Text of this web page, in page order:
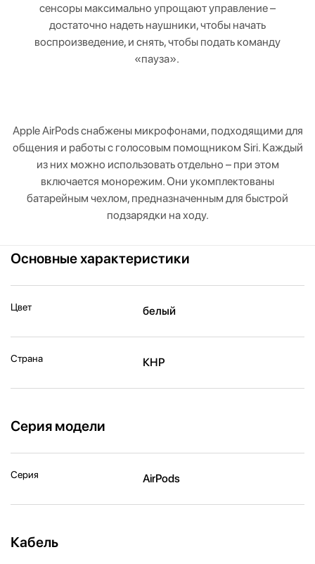
сенсоры максимально упрощают управление –
достаточно надеть наушники, чтобы начать
воспроизведение, и снять, чтобы подать команду
«пауза».
Apple AirPods снабжены микрофонами, подходящими для
общения и работы с голосовым помощником Siri. Каждый
из них можно использовать отдельно – при этом
включается монорежим. Они укомплектованы
батарейным чехлом, предназначенным для быстрой
подзарядки на ходу.
Основные характеристики
Цвет белый
Страна КНР
Серия модели
Серия AirPods
Кабель